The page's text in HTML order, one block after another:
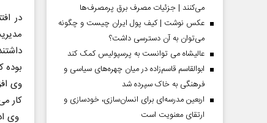
در
بوده
وی
کار
می‌کنند | جزئیات مصرف برق پرمصرف‌ها
عکس نوشت | کیف پول ایران چیست و چگونه
می‌توان به آن دسترسی داشت؟
عالیشاه می توانست به پرسپولیس کمک کند
ابوالقاسم قاسم‌زاده در میان چهره‌های سیاسی و
فرهنگی به خاک سپرده شد
اربعین مدرسه‌ای برای انسان‌سازی، خودسازی و
ارتقای معنویت است